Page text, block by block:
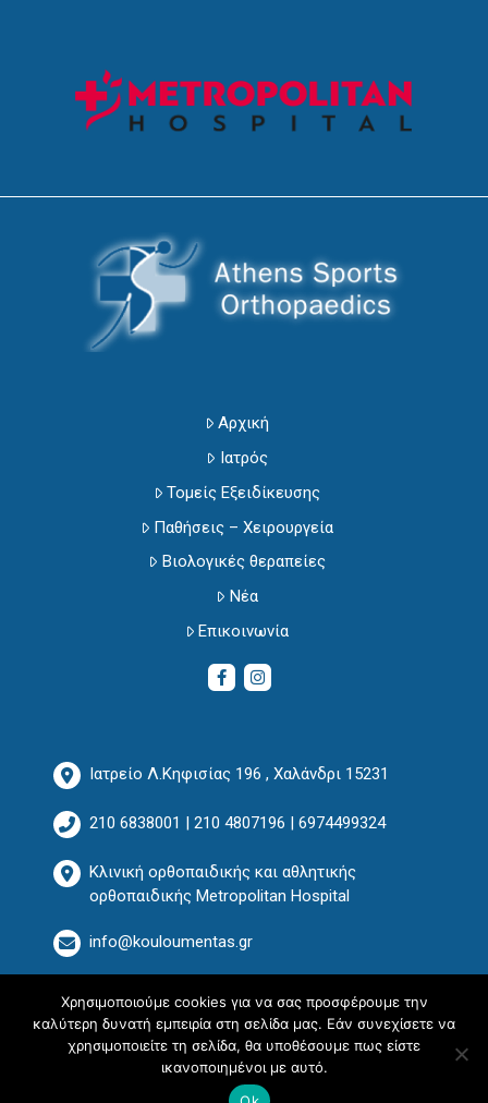
Αρχική
Ιατρός
Τομείς Εξειδίκευσης
Παθήσεις – Χειρουργεία
Βιολογικές θεραπείες
Νέα
Επικοινωνία
Ιατρείο Λ.Κηφισίας 196 , Χαλάνδρι 15231
210 6838001 | 210 4807196 | 6974499324
Κλινική ορθοπαιδικής και αθλητικής
ορθοπαιδικής Metropolitan Hospital
info@kouloumentas.gr
Χρησιμοποιούμε cookies για να σας προσφέρουμε την
καλύτερη δυνατή εμπειρία στη σελίδα μας. Εάν συνεχίσετε να
χρησιμοποιείτε τη σελίδα, θα υποθέσουμε πως είστε
ικανοποιημένοι με αυτό.